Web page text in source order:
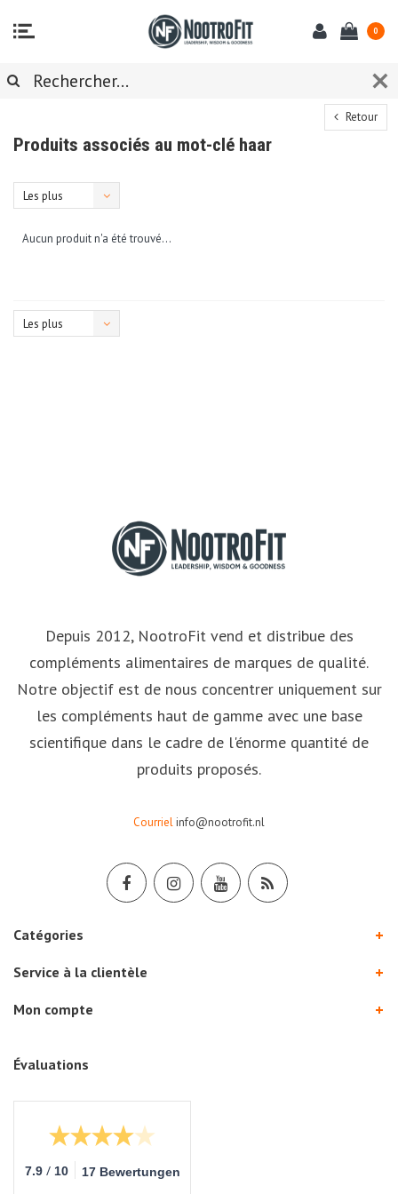
0
Retour
Produits associés au mot-clé haar
Les plus
Aucun produit n'a été trouvé...
Les plus
Depuis 2012, NootroFit vend et distribue des
compléments alimentaires de marques de qualité.
Notre objectif est de nous concentrer uniquement sur
les compléments haut de gamme avec une base
scientifique dans le cadre de l'énorme quantité de
produits proposés.
Courrielinfo@nootrofit.nl
Catégories
Service à la clientèle
Mon compte
Évaluations
7.9 / 10 17 Bewertungen